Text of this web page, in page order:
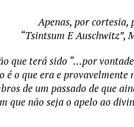
Apenas, por cortesia,
“Tsintsum E Auschwitz”,
que terá sido “…por
é o que era e
de um passado de que
que não seja o apelo ao